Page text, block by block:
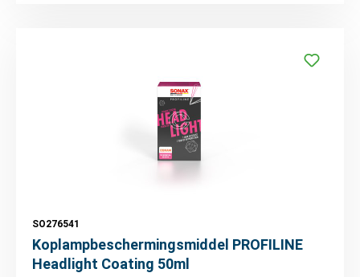
SO276541
Koplampbeschermingsmiddel PROFILINE
Headlight Coating 50ml